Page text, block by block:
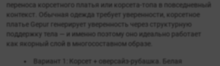
переноса корсетного платья или корсета-топа в повседневный
контекст. Обычная одежда требует уверенности, корсетное
платье Gepur генерирует уверенность через структурную
поддержку тела — и именно поэтому оно идеально работает
как якорный слой в многосоставном образе.
Вариант 1: Корсет + оверсайз-рубашка. Белая